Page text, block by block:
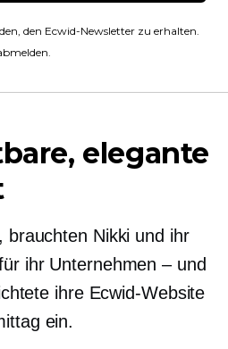
den Ecwid-Newsletter zu erhalten.
elegante
brauchten Nikki und ihr
ihr Unternehmen – und
ihre Ecwid-Website
ein.